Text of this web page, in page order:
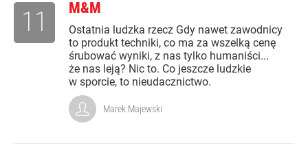
M&M
Ostatnia ludzka rzecz Gdy nawet zawodnicy
to produkt techniki, co ma za wszelką cenę
śrubować wyniki, z nas tylko humaniści...
że nas leją? Nic to. Co jeszcze ludzkie
w sporcie, to nieudacznictwo.
11
Marek Majewski